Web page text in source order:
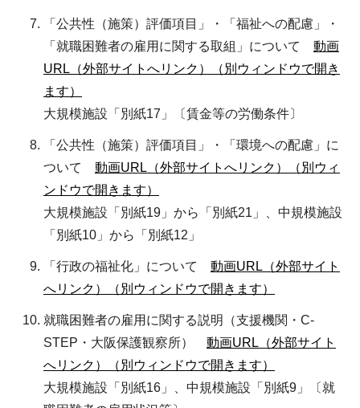
「公共性（施策）評価項目」・「福祉への配慮」・
「就職困難者の雇用に関する取組」について 動画
URL（外部サイトへリンク）（別ウィンドウで開き
ます）
大規模施設「別紙17」〔賃金等の労働条件〕
「公共性（施策）評価項目」・「環境への配慮」に
ついて 動画URL（外部サイトへリンク）（別ウィ
ンドウで開きます）
大規模施設「別紙19」から「別紙21」、中規模施設
「別紙10」から「別紙12」
「行政の福祉化」について 動画URL（外部サイト
へリンク）（別ウィンドウで開きます）
就職困難者の雇用に関する説明（支援機関・C-
STEP・大阪保護観察所） 動画URL（外部サイト
へリンク）（別ウィンドウで開きます）
大規模施設「別紙16」、中規模施設「別紙9」〔就